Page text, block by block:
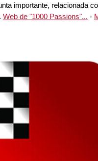
importante, relacionada
Web de "1000 Passions"... -